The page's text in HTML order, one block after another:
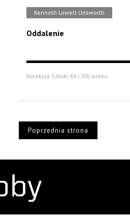
Kenneth Lowell Unsworth
Oddalenie
Kolekcja Sztuki XX i XXI wieku
Poprzednia strona